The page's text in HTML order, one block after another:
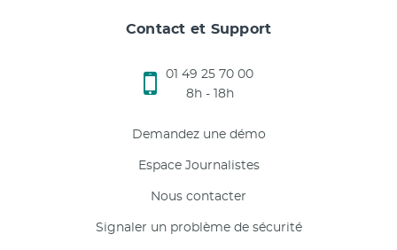
Contact et Support
01 49 25 70 00
8h - 18h
Demandez une démo
Espace Journalistes
Nous contacter
Signaler un problème de sécurité